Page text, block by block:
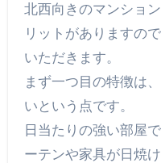
北西向きのマンショ
リットがありますの
いただきます。
まず一つ目の特徴は
いという点です。
日当たりの強い部屋
ーテンや家具が日焼